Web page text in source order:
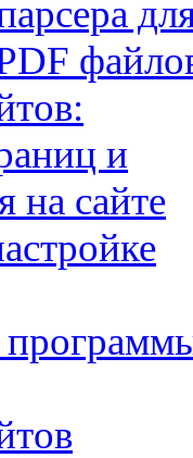
и
на сайте